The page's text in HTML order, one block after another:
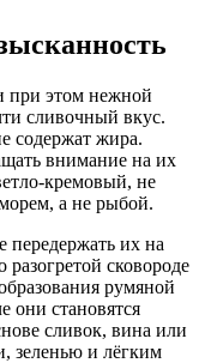
при этом нежной
сливочный вкус.
содержат жира.
внимание на их
кремовый, не
а не рыбой.
передержать их на
сковороде
румяной
они становятся
сливок, вина или
зеленью и лёгким